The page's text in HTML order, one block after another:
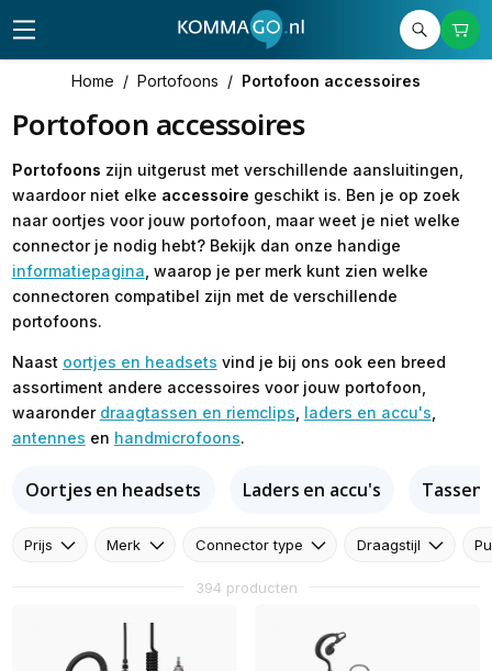
Home / Portofoons / Portofoon accessoires
Portofoon accessoires
Portofoons zijn uitgerust met verschillende aansluitingen,
waardoor niet elke accessoire geschikt is. Ben je op zoek
naar oortjes voor jouw portofoon, maar weet je niet welke
connector je nodig hebt? Bekijk dan onze handige
informatiepagina , waarop je per merk kunt zien welke
connectoren compatibel zijn met de verschillende
portofoons.
Naast oortjes en headsets vind je bij ons ook een breed
assortiment andere accessoires voor jouw portofoon,
waaronder draagtassen en riemclips laders en accu's
antennes en handmicrofoons.
Oortjes en headsets Laders en accu's Tassen
Prijs Merk Connector type Draagstijl
394 producten